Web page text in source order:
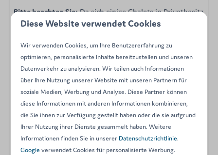
Bitte beachten Sie:Da sich einige Chalets in Privatbesitz
befinden, können Einrichtung und Ausstattung von
Chalet unseren hohen Standards in Bezug auf Komfort,
Ruhe und Authentizität.
Gönnen Sie sich einen gemütlichen und komfortablen
Aufenthalt inmitten der Natur. Buchen Sie jetzt Ihr
finnisches Chalet bei Arden Parks Petite Suisse!
Energy label:
Diese Website verwendet Cookies
Wir verwenden Cookies, um Ihre Benutzererfahrung zu
optimieren, personalisierte Inhalte bereitzustellen und unseren
Datenverkehr zu analysieren. Wir teilen auch Informationen
über Ihre Nutzung unserer Website mit unseren Partnern für
soziale Medien, Werbung und Analyse. Diese Partner können
diese Informationen mit anderen Informationen kombinieren,
die Sie ihnen zur Verfügung gestellt haben oder die sie aufgrund
Ihrer Nutzung ihrer Dienste gesammelt haben. Weitere
Informationen finden Sie in unserer Datenschutzrichtlinie.
Google verwendet Cookies für personalisierte Werbung.